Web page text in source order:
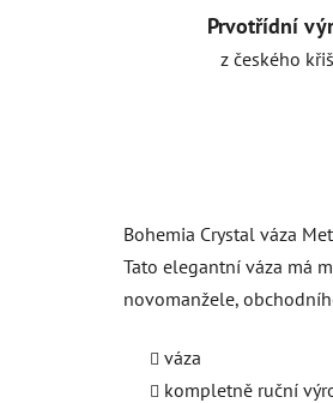
Prvotřídní
z českého
Bohemia Crystal váza
Tato elegantní váza má
novomanžele,
váza
kompletně ruční